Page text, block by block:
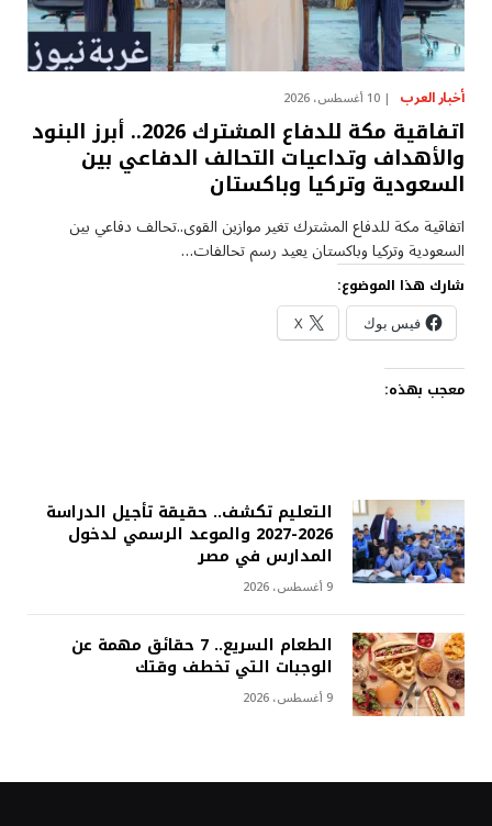
أخبار العرب 10 أغسطس، 2026
اتفاقية مكة للدفاع المشترك 2026.. أبرز البنود
والأهداف وتداعيات التحالف الدفاعي بين
السعودية وتركيا وباكستان
اتفاقية مكة للدفاع المشترك تغير موازين القوى..تحالف دفاعي بين
السعودية وتركيا وباكستان يعيد رسم تحالفات…
شارك هذا الموضوع:
فيس بوك X
معجب بهذه:
التعليم تكشف.. حقيقة تأجيل الدراسة
2026-2027 والموعد الرسمي لدخول
المدارس في مصر
9 أغسطس، 2026
الطعام السريع.. 7 حقائق مهمة عن
الوجبات التي تخطف وقتك
9 أغسطس، 2026